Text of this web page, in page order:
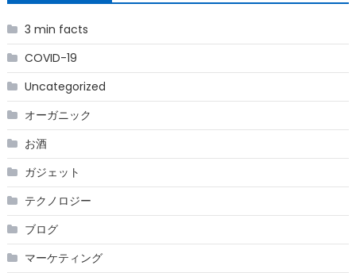
3 min facts
COVID-19
Uncategorized
オーガニック
お酒
ガジェット
テクノロジー
ブログ
マーケティング